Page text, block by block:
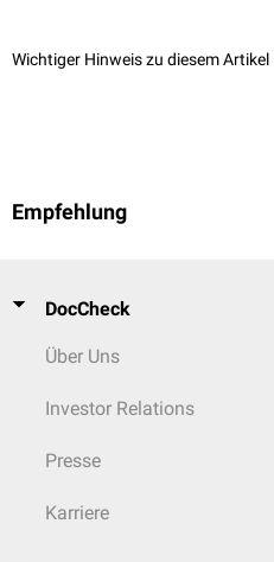
Wichtiger Hinweis zu diesem Artikel
Empfehlung
DocCheck
Über Uns
Investor Relations
Presse
Karriere